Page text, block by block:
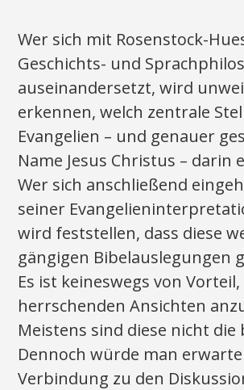
Wer sich mit Rosenstock-
Geschichts- und
auseinandersetzt, wird
erkennen, welch zentrale
Evangelien – und genauer
Name Jesus Christus – darin
Wer sich anschließend
seiner
wird feststellen, dass diese
gängigen Bibelauslegungen
Es ist keineswegs von Vorteil,
herrschenden Ansichten
Meistens sind diese nicht die
Dennoch würde man
Verbindung zu den